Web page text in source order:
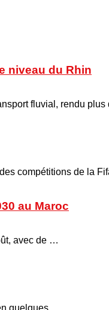
niveau du Rhin
fluvial, rendu
compétitions de la
au Maroc
avec de …